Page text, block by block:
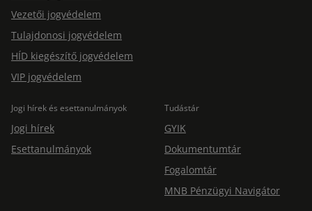
Vezetői jogvédelem
Tulajdonosi jogvédelem
HÍD kiegészítő jogvédelem
VIP jogvédelem
Jogi hírek és esettanulmányok
Jogi hírek
Esettanulmányok
Tudástár
GYIK
Dokumentumtár
Fogalomtár
MNB Pénzügyi Navigátor